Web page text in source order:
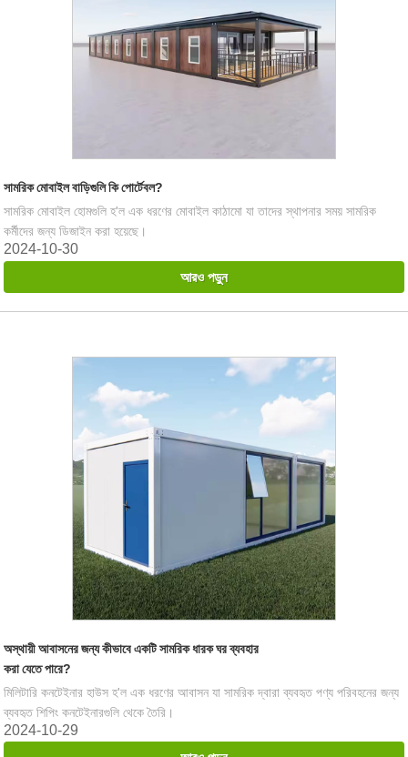
সামরিক মোবাইল বাড়িগুলি কি পোর্টেবল?
সামরিক মোবাইল হোমগুলি হ'ল এক ধরণের মোবাইল কাঠামো যা তাদের স্থাপনার সময় সামরিক
কর্মীদের জন্য ডিজাইন করা হয়েছে।
2024-10-30
আরও পড়ুন
অস্থায়ী আবাসনের জন্য কীভাবে একটি সামরিক ধারক ঘর ব্যবহার
করা যেতে পারে?
মিলিটারি কনটেইনার হাউস হ'ল এক ধরণের আবাসন যা সামরিক দ্বারা ব্যবহৃত পণ্য পরিবহনের জন্য
ব্যবহৃত শিপিং কনটেইনারগুলি থেকে তৈরি।
2024-10-29